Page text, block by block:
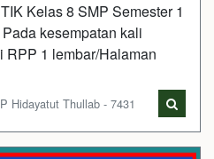
Kelas 8 SMP Semester 1
kesempatan kali
RPP 1 lembar/Halaman
Hidayatut Thullab - 7431